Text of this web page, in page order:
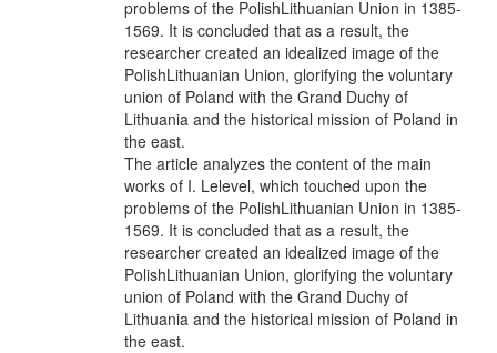
problems of the PolishLithuanian Union in 1385-
1569. It is concluded that as a result, the
researcher created an idealized image of the
PolishLithuanian Union, glorifying the voluntary
union of Poland with the Grand Duchy of
Lithuania and the historical mission of Poland in
the east.
The article analyzes the content of the main
works of I. Lelevel, which touched upon the
problems of the PolishLithuanian Union in 1385-
1569. It is concluded that as a result, the
researcher created an idealized image of the
PolishLithuanian Union, glorifying the voluntary
union of Poland with the Grand Duchy of
Lithuania and the historical mission of Poland in
the east.